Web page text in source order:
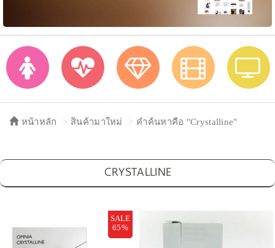
หน้าหลัก สินค้ามาใหม่ คำค้นหาคือ "Crystalline"
CRYSTALLINE
SALE
65%